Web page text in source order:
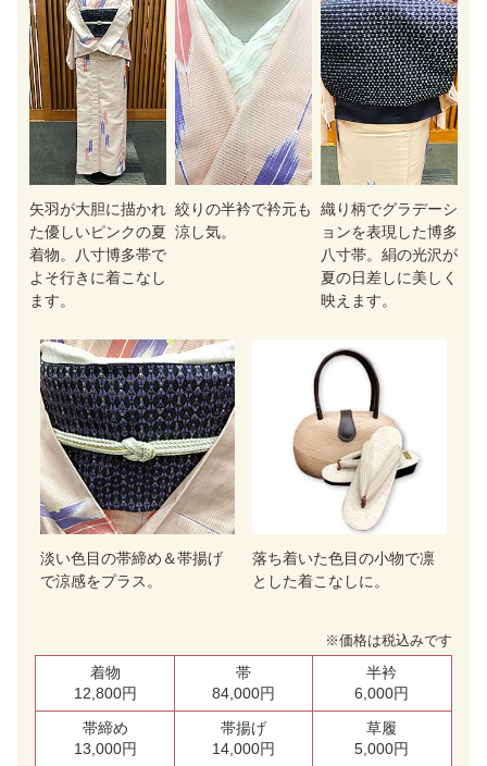
矢羽が大胆に描かれ
た優しいピンクの夏
着物。八寸博多帯で
よそ行きに着こなし
ます。
絞りの半衿で衿元も
涼し気。
織り柄でグラデーシ
ョンを表現した博多
八寸帯。絹の光沢が
夏の日差しに美しく
映えます。
淡い色目の帯締め＆帯揚げ
で涼感をプラス。
落ち着いた色目の小物で凛
とした着こなしに。
※価格は税込みです
着物
12,800円
帯
84,000円
半衿
6,000円
帯締め
13,000円
帯揚げ
14,000円
草履
5,000円